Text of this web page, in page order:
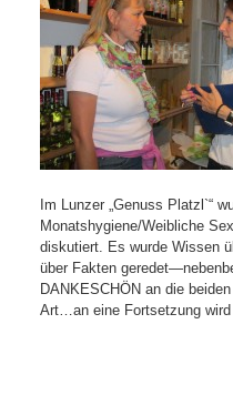
Im Lunzer „Genuss Platzl`“
Monatshygiene/Weibliche
diskutiert. Es wurde Wissen
über Fakten
DANKESCHÖN an die
Art…an eine Fortsetzung wird